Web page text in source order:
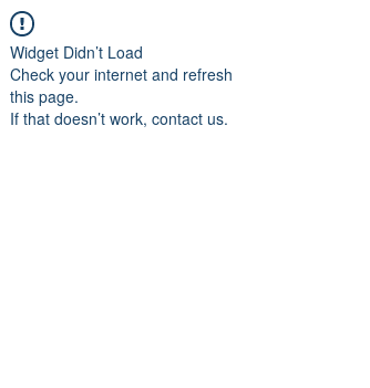
Widget Didn’t Load
Check your internet and refresh
this page.
If that doesn’t work, contact us.